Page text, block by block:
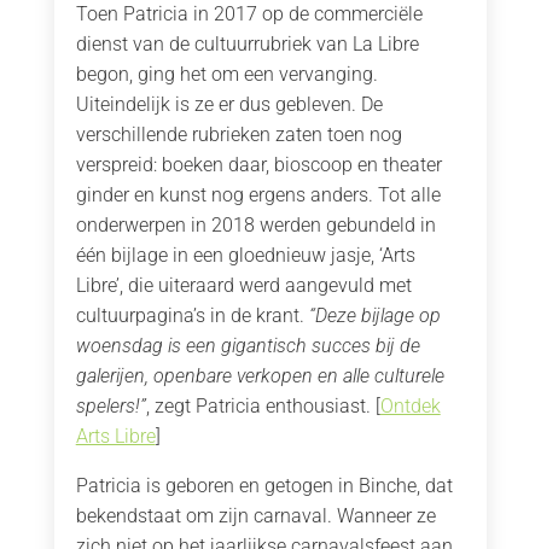
Toen Patricia in 2017 op de commerciële
dienst van de cultuurrubriek van La Libre
begon, ging het om een vervanging.
Uiteindelijk is ze er dus gebleven. De
verschillende rubrieken zaten toen nog
verspreid: boeken daar, bioscoop en theater
ginder en kunst nog ergens anders. Tot alle
onderwerpen in 2018 werden gebundeld in
één bijlage in een gloednieuw jasje, ‘Arts
Libre’, die uiteraard werd aangevuld met
cultuurpagina’s in de krant. “Deze bijlage op
woensdag is een gigantisch succes bij de
galerijen, openbare verkopen en alle culturele
spelers!”, zegt Patricia enthousiast. [Ontdek
Arts Libre]
Patricia is geboren en getogen in Binche, dat
bekendstaat om zijn carnaval. Wanneer ze